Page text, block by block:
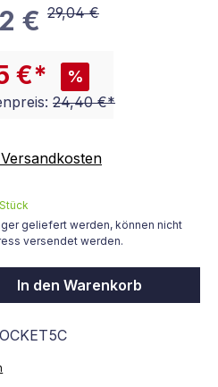
€ 29,04 €
€* %
24,40 €*
geliefert werden, können nicht
versendet werden.
den
In den Warenkorb